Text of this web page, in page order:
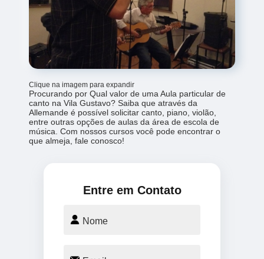
Clique na imagem para expandir
Procurando por Qual valor de uma Aula particular de
canto na Vila Gustavo? Saiba que através da
Allemande é possível solicitar canto, piano, violão,
entre outras opções de aulas da área de escola de
música. Com nossos cursos você pode encontrar o
que almeja, fale conosco!
Entre em Contato